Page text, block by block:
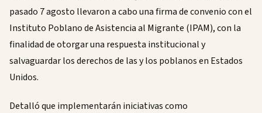
pasado 7 agosto llevaron a cabo una firma de convenio con el
Instituto Poblano de Asistencia al Migrante (IPAM), con la
finalidad de otorgar una respuesta institucional y
salvaguardar los derechos de las y los poblanos en Estados
Unidos.
Detalló que implementarán iniciativas como